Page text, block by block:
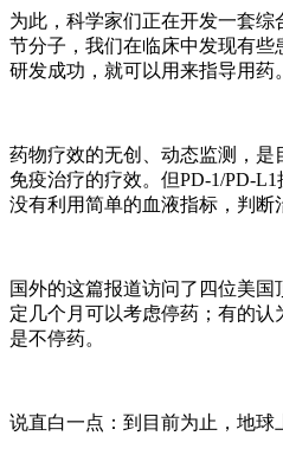
为此，科学家们正在开发一套
节分子，我们在临床中发现有
研发成功，就可以用来指导用药。
药物疗效的无创、动态监测，
免疫治疗的疗效。但PD-1/PD-
没有利用简单的血液指标，判断
国外的这篇报道访问了四位美
定几个月可以考虑停药；有的
是不停药。
说直白一点：到目前为止，地球